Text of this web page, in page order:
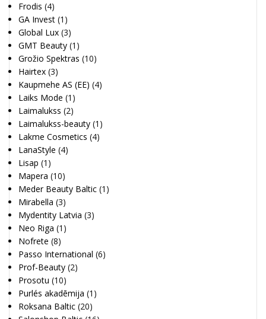
Frodis (4)
GA Invest (1)
Global Lux (3)
GMT Beauty (1)
Grožio Spektras (10)
Hairtex (3)
Kaupmehe AS (EE) (4)
Laiks Mode (1)
Laimalukss (2)
Laimalukss-beauty (1)
Lakme Cosmetics (4)
LanaStyle (4)
Lisap (1)
Mapera (10)
Meder Beauty Baltic (1)
Mirabella (3)
Mydentity Latvia (3)
Neo Riga (1)
Nofrete (8)
Passo International (6)
Prof-Beauty (2)
Prosotu (10)
Purlés akadēmija (1)
Roksana Baltic (20)